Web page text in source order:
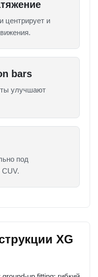
центрирует и
bars
улучшают
под
XG